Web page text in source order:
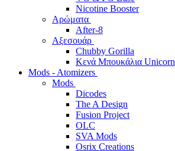
Nicotine Booster
Αρώματα
After-8
Αξεσουάρ
Chubby Gorilla
Κενά Μπουκάλια Unicorn
Mods - Atomizers
Mods
Dicodes
The A Design
Fusion Project
OLC
SVA Mods
Osrix Creations